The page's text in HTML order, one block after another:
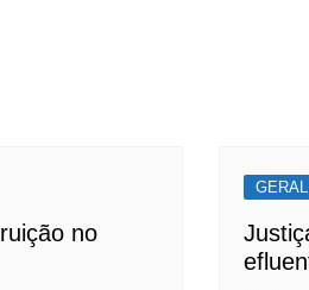
no
GERAL